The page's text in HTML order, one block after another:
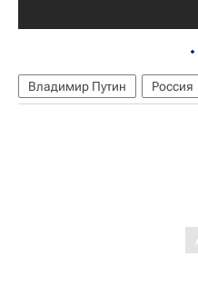
Владимир Путин Россия